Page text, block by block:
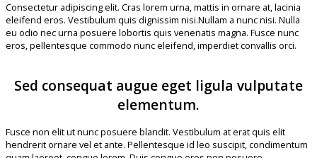
Consectetur adipiscing elit. Cras lorem urna, mattis in ornare at, lacinia
eleifend eros. Vestibulum quis dignissim nisi.Nullam a nunc nisi. Nulla
eu odio nec urna posuere lobortis quis venenatis magna. Fusce nunc
eros, pellentesque commodo nunc eleifend, imperdiet convallis orci.
Sed consequat augue eget ligula vulputate
elementum.
Fusce non elit ut nunc posuere blandit. Vestibulum at erat quis elit
hendrerit ornare vel et ante. Pellentesque id leo suscipit, condimentum